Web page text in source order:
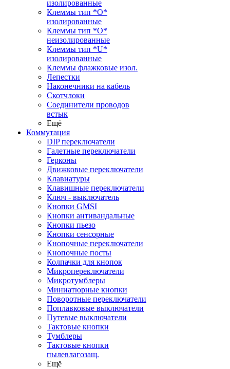
изолированные
Клеммы тип *O*
изолированные
Клеммы тип *O*
неизолированные
Клеммы тип *U*
изолированные
Клеммы флажковые изол.
Лепестки
Наконечники на кабель
Скотчлоки
Соединители проводов
встык
Ещё
Коммутация
DIP переключатели
Галетные переключатели
Герконы
Движковые переключатели
Клавиатуры
Клавишные переключатели
Ключ - выключатель
Кнопки GMSI
Кнопки антивандальные
Кнопки пьезо
Кнопки сенсорные
Кнопочные переключатели
Кнопочные посты
Колпачки для кнопок
Микропереключатели
Микротумблеры
Миниатюрные кнопки
Поворотные переключатели
Поплавковые выключатели
Путевые выключатели
Тактовые кнопки
Тумблеры
Тактовые кнопки
пылевлагозащ.
Ещё